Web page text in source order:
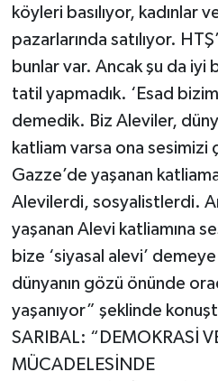
köyleri basılıyor, kadınlar
pazarlarında satılıyor.
bunlar var. Ancak şu da iyi
tatil yapmadık. ‘Esad
demedik. Biz Aleviler,
katliam varsa ona sesimizi
Gazze’de yaşanan
Alevilerdi, sosyalistlerdi.
yaşanan Alevi katliamına
bize ‘siyasal alevi’
dünyanın gözü önünde
yaşanıyor” şeklinde
SARIBAL: “DEMOKRASİ
MÜCADELESİNDE